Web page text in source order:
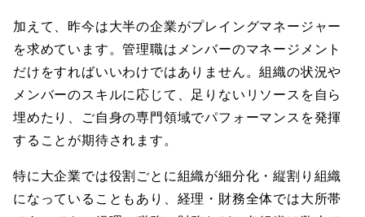
加えて、昨今は大半の企業がプレイングマネージャー
を求めています。管理職はメンバーのマネージメント
だけをすればいいわけではありません。組織の状況や
メンバーのスキルに応じて、足りないリソースを自ら
埋めたり、ご自身の専門領域でパフォーマンスを発揮
することが期待されます。
特に大企業では役割ごとに組織が細分化・縦割り組織
になっていることもあり、経理・財務全体では大所帯